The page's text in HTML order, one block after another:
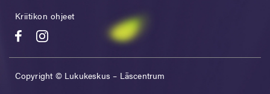
Kriitikon ohjeet
Copyright © Lukukeskus – Läscentrum